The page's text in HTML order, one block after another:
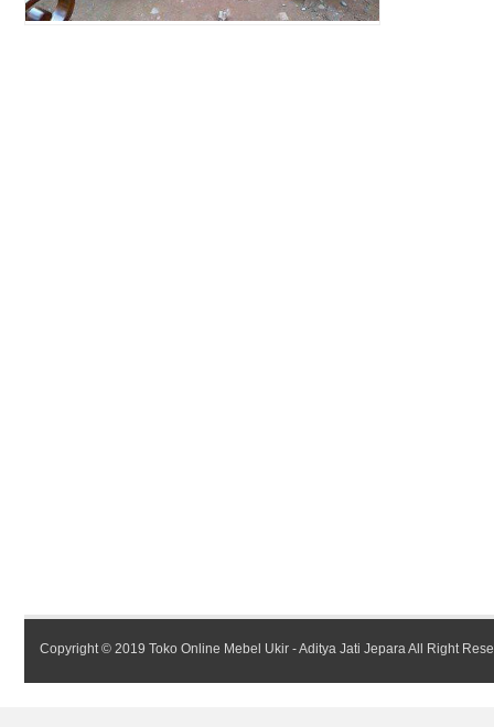
Copyright © 2019 Toko Online Mebel Ukir - Aditya Jati Jepara All Right